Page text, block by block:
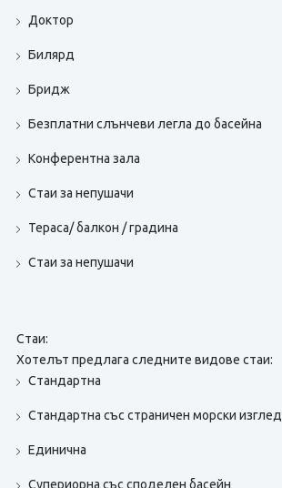
Доктор
Билярд
Бридж
Безплатни слънчеви легла до басейна
Конферентна зала
Стаи за непушачи
Тераса/ балкон / градина
Стаи за непушачи
Стаи:
Хотелът предлага следните видове стаи:
Стандартна
Стандартна със страничен морски изглед
Единична
Супериорна със споделен басейн